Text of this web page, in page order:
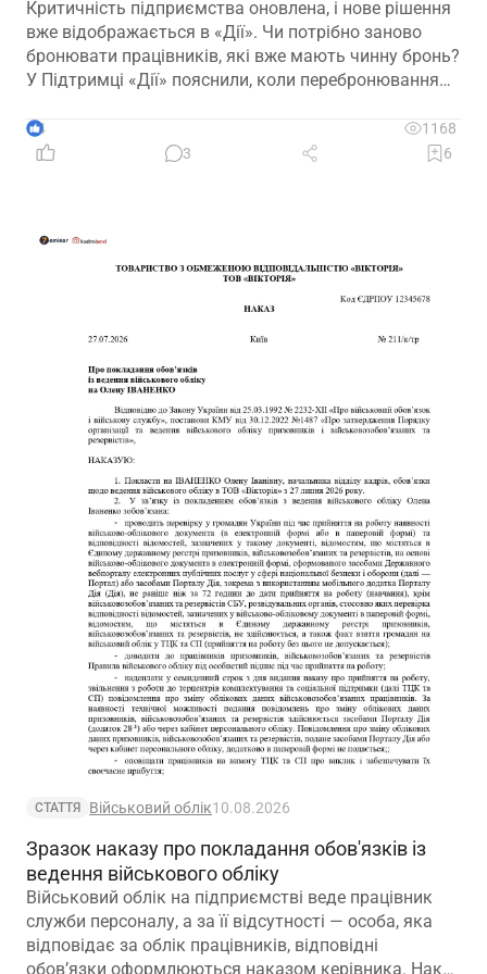
Критичність підприємства оновлена, і нове рішення
вже відображається в «Дії». Чи потрібно заново
бронювати працівників, які вже мають чинну бронь?
У Підтримці «Дії» пояснили, коли перебронювання
бронювання працівників за новим рішенням
4
1168
3
6
СТАТТЯ Військовий облік10.08.2026
Зразок наказу про покладання обов'язків із
ведення військового обліку
Військовий облік на підприємстві веде працівник
служби персоналу, а за її відсутності — особа, яка
відповідає за облік працівників, відповідні
обов’язки оформлюються наказом керівника. Наказ